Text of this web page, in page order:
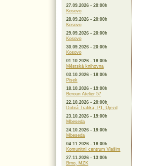
27.09.2026 - 20:00h
Kosovo
28.09.2026 - 20:00h
Kosovo
29.09.2026 - 20:00h
Kosovo
30.09.2026 - 20:00h
Kosovo
01.10.2026 - 18:00h
Městská knihovna
03.10.2026 - 18:00h
Pisek
18.10.2026 - 19:00h
Beroun Atelier 57
22.10.2026 - 20:00h
Dobrá Trafika, P1, Újezd
23.10.2026 - 19:00h
Mbeseda
24.10.2026 - 19:00h
Mbeseda
04.11.2026 - 18:00h
Komunitní centrum Vlašim
27.11.2026 - 13:00h
Brno, MZK